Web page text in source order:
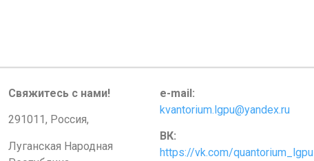
Свяжитесь с нами!
291011, Россия,
Луганская Народная
e-mail:
kvantorium.lgpu@yandex.ru
ВК:
https://vk.com/quantorium_lgpu